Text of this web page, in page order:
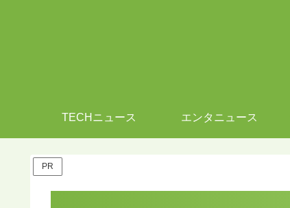
TECHニュース エンタニュース
PR